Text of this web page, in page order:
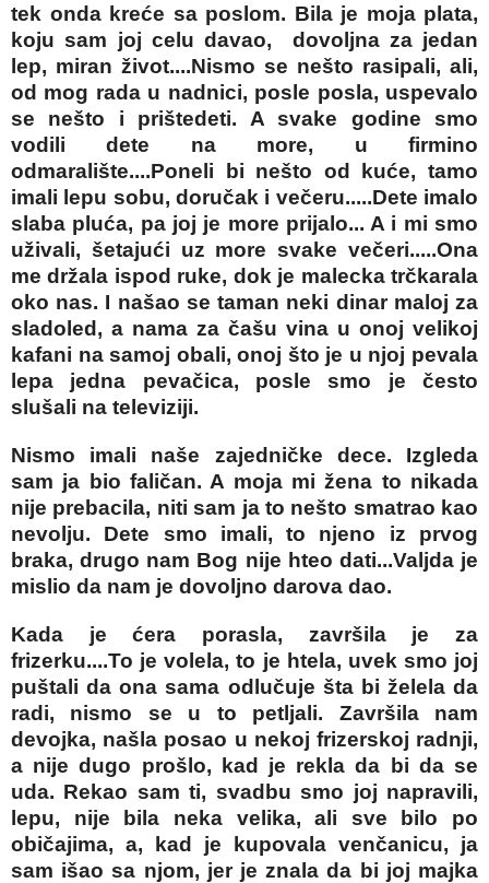
tek onda kreće sa poslom. Bila je moja plata,
koju sam joj celu davao, dovoljna za jedan
lep, miran život....Nismo se nešto rasipali, ali,
od mog rada u nadnici, posle posla, uspevalo
se nešto i prištedeti. A svake godine smo
vodili dete na more, u firmino
odmaralište....Poneli bi nešto od kuće, tamo
imali lepu sobu, doručak i večeru.....Dete imalo
slaba pluća, pa joj je more prijalo... A i mi smo
uživali, šetajući uz more svake večeri.....Ona
me držala ispod ruke, dok je malecka trčkarala
oko nas. I našao se taman neki dinar maloj za
sladoled, a nama za čašu vina u onoj velikoj
kafani na samoj obali, onoj što je u njoj pevala
lepa jedna pevačica, posle smo je često
slušali na televiziji.
Nismo imali naše zajedničke dece. Izgleda
sam ja bio faličan. A moja mi žena to nikada
nije prebacila, niti sam ja to nešto smatrao kao
nevolju. Dete smo imali, to njeno iz prvog
braka, drugo nam Bog nije hteo dati...Valjda je
mislio da nam je dovoljno darova dao.
Kada je ćera porasla, završila je za
frizerku....To je volela, to je htela, uvek smo joj
puštali da ona sama odlučuje šta bi želela da
radi, nismo se u to petljali. Završila nam
devojka, našla posao u nekoj frizerskoj radnji,
a nije dugo prošlo, kad je rekla da bi da se
uda. Rekao sam ti, svadbu smo joj napravili,
lepu, nije bila neka velika, ali sve bilo po
običajima, a, kad je kupovala venčanicu, ja
sam išao sa njom, jer je znala da bi joj majka